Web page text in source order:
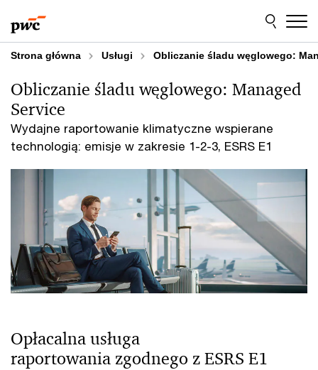
do
treści
do
stopki
Strona główna Usługi Obliczanie śladu węglowego:
Wydajne raportowanie klimatyczne wspierane
technologią: emisje w zakresie 1-2-3, ESRS E1
Obliczanie śladu węglowego: Managed
Service
Opłacalna usługa
raportowania zgodnego z ESRS E1